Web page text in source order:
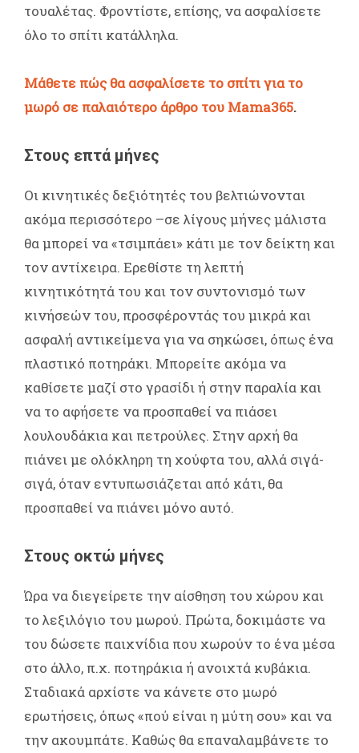
τουαλέτας. Φροντίστε, επίσης, να ασφαλίσετε
όλο το σπίτι κατάλληλα.
Μάθετε πώς θα ασφαλίσετε το σπίτι για το
μωρό σε παλαιότερο άρθρο του Mama365.
Στους επτά μήνες
Οι κινητικές δεξιότητές του βελτιώνονται
ακόμα περισσότερο –σε λίγους μήνες μάλιστα
θα μπορεί να «τσιμπάει» κάτι με τον δείκτη και
τον αντίχειρα. Ερεθίστε τη λεπτή
κινητικότητά του και τον συντονισμό των
κινήσεών του, προσφέροντάς του μικρά και
ασφαλή αντικείμενα για να σηκώσει, όπως ένα
πλαστικό ποτηράκι. Μπορείτε ακόμα να
καθίσετε μαζί στο γρασίδι ή στην παραλία και
να το αφήσετε να προσπαθεί να πιάσει
λουλουδάκια και πετρούλες. Στην αρχή θα
πιάνει με ολόκληρη τη χούφτα του, αλλά σιγά-
σιγά, όταν εντυπωσιάζεται από κάτι, θα
προσπαθεί να πιάνει μόνο αυτό.
Στους οκτώ μήνες
Ώρα να διεγείρετε την αίσθηση του χώρου και
το λεξιλόγιο του μωρού. Πρώτα, δοκιμάστε να
του δώσετε παιχνίδια που χωρούν το ένα μέσα
στο άλλο, π.χ. ποτηράκια ή ανοιχτά κυβάκια.
Σταδιακά αρχίστε να κάνετε στο μωρό
ερωτήσεις, όπως «πού είναι η μύτη σου» και να
την ακουμπάτε. Καθώς θα επαναλαμβάνετε το